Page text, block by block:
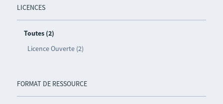
LICENCES
Toutes (2)
Licence Ouverte (2)
FORMAT DE RESSOURCE